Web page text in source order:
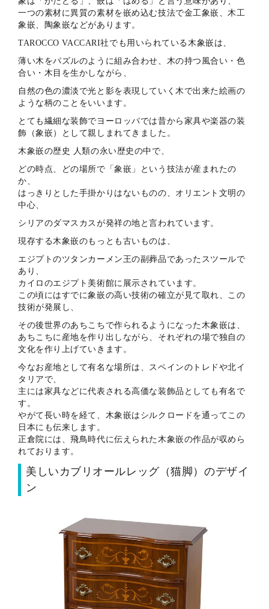
一つの素材に異質の素材を嵌め込む技法で金工象嵌、木工
象嵌、陶象嵌などがあります。
TAROCCO VACCARI社でも用いられている木象嵌は、
薄い木をパズルのように組み合わせ、木の持つ風合い・色
合い・木目を生かしながら、
自然の色の濃淡で光と影を表現していく木で出来た絵画の
ような柄のことをいいます。
とても繊細な装飾でヨーロッパでは昔から家具や楽器の装
飾（象嵌）として親しまれてきました。
木象嵌の歴史 人類の永い歴史の中で、
どの時点、どの場所で「象嵌」という技法が産まれたの
か、
はっきりとした手掛かりはないものの、オリエント文明の
中心、
シリアのダマスカスが発祥の地と言われています。
現存する木象嵌のもっとも古いものは、
エジプトのツタンカーメン王の副葬品であったスツールで
あり、
カイロのエジプト美術館に展示されています。
この頃にはすでに象嵌の高い技術の確立が見て取れ、この
技術が発展し、
その後世界のあちこちで作られるようになった木象嵌は、
あちこちに産地を作り出しながら、それぞれの場で独自の
文化を作り上げていきます。
今なお産地として有名な場所は、スペインのトレドや北イ
タリアで、
主には家具などに代表される高価な装飾品としても有名で
す。
やがて長い時を経て、木象嵌はシルクロードを通ってこの
日本にも伝来します。
正倉院には、飛鳥時代に伝えられた木象嵌の作品が収めら
れております。
美しいカブリオールレッグ（猫脚）のデザイ
ン